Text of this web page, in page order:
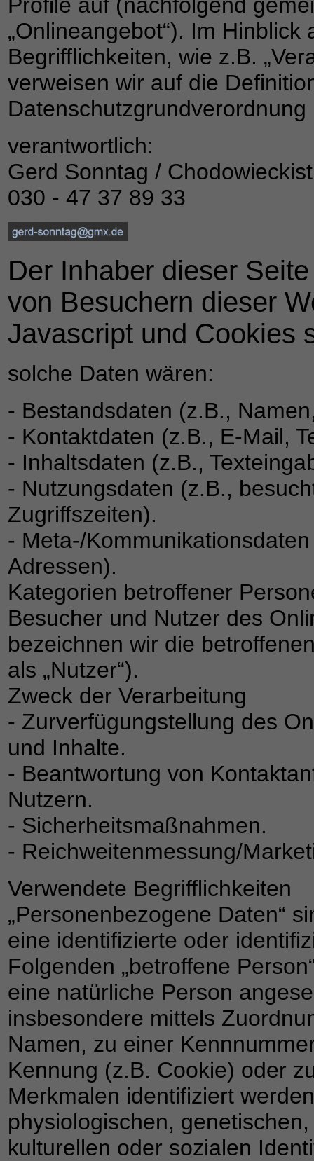
„Onlineangebot“). Im
Begrifflichkeiten, wie z.B.
verweisen wir auf die
Datenschutzgrundverordnung
verantwortlich:
Gerd Sonntag /
030 - 47 37 89 33
Der Inhaber dieser
von Besuchern dieser
Javascript und Cookies
solche Daten wären:
- Bestandsdaten (z.B.,
- Kontaktdaten (z.B., E-Mail,
- Inhaltsdaten (z.B.,
- Nutzungsdaten (z.B.,
Zugriffszeiten).
- Meta-/
Adressen).
Kategorien betroffener
Besucher und Nutzer des
bezeichnen wir die
als „Nutzer“).
Zweck der Verarbeitung
- Zurverfügungstellung des
und Inhalte.
- Beantwortung von
Nutzern.
- Sicherheitsmaßnahmen.
- Reichweitenmessung/
Verwendete Begrifflichkeiten
„Personenbezogene Daten“
eine identifizierte oder
Folgenden „betroffene
eine natürliche Person
insbesondere mittels
Namen, zu einer
Kennung (z.B. Cookie) oder
Merkmalen identifiziert
physiologischen,
kulturellen oder sozialen